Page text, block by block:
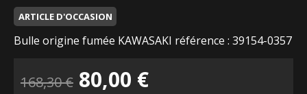
ARTICLE D'OCCASION
Bulle origine fumée KAWASAKI référence : 39154-0357
168,30€ Le
80,00 €Le